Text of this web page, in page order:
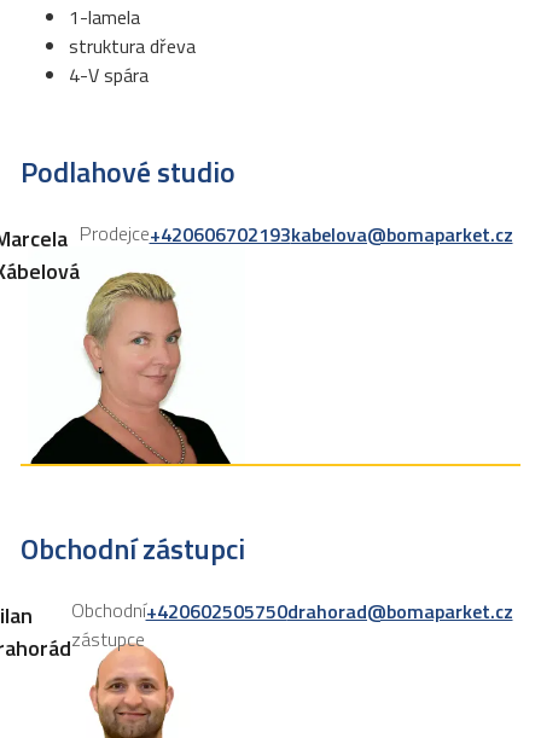
1-lamela
struktura dřeva
4-V spára
Podlahové studio
Prodejce+420606702193kabelova@bomaparket.cz
Obchodní zástupci
Obchodní
zástupce
+420602505750drahorad@bomaparket.cz